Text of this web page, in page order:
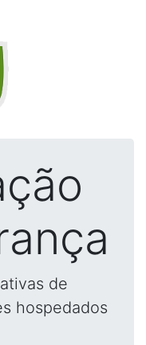
de
hospedados